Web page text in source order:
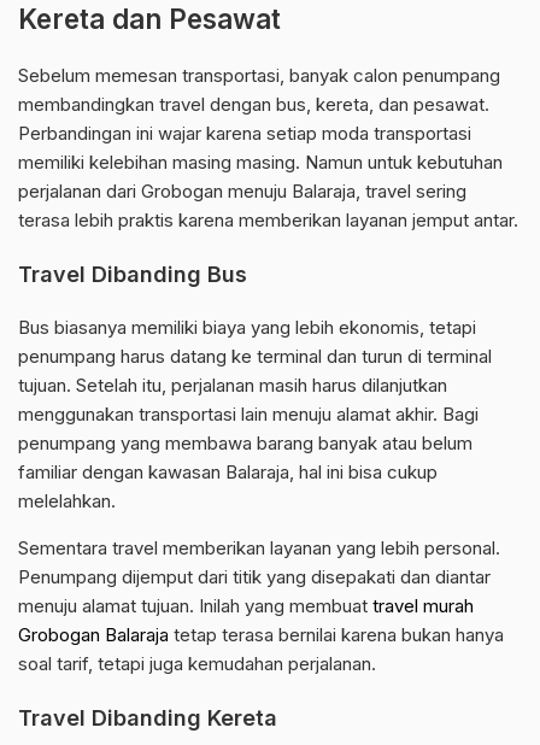
Kereta dan Pesawat
Sebelum memesan transportasi, banyak calon penumpang
membandingkan travel dengan bus, kereta, dan pesawat.
Perbandingan ini wajar karena setiap moda transportasi
memiliki kelebihan masing masing. Namun untuk kebutuhan
perjalanan dari Grobogan menuju Balaraja, travel sering
terasa lebih praktis karena memberikan layanan jemput antar.
Travel Dibanding Bus
Bus biasanya memiliki biaya yang lebih ekonomis, tetapi
penumpang harus datang ke terminal dan turun di terminal
tujuan. Setelah itu, perjalanan masih harus dilanjutkan
menggunakan transportasi lain menuju alamat akhir. Bagi
penumpang yang membawa barang banyak atau belum
familiar dengan kawasan Balaraja, hal ini bisa cukup
melelahkan.
Sementara travel memberikan layanan yang lebih personal.
Penumpang dijemput dari titik yang disepakati dan diantar
menuju alamat tujuan. Inilah yang membuat travel murah
Grobogan Balaraja tetap terasa bernilai karena bukan hanya
soal tarif, tetapi juga kemudahan perjalanan.
Travel Dibanding Kereta